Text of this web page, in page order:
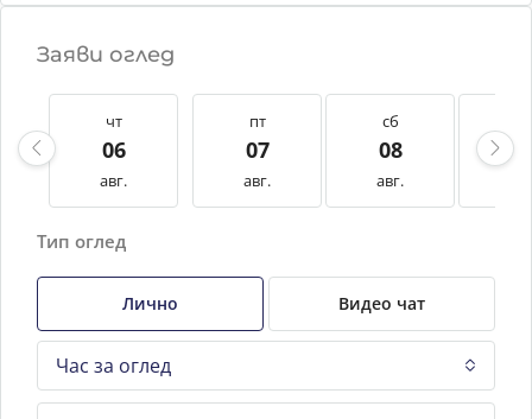
Заяви оглед
чт
06
авг.
пт
07
авг.
сб
08
авг.
Тип оглед
Лично Видео чат
Час за оглед